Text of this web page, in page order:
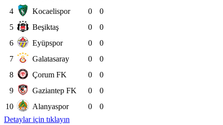
4
Kocaelispor 0
0
5
Beşiktaş 0
0
6
Eyüpspor 0
0
7
Galatasaray 0
0
8
Çorum FK 0
0
9
Gaziantep FK 0
0
10
Alanyaspor 0
0
Detaylar için tıklayın